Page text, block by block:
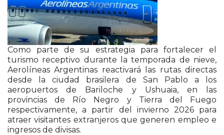
Como parte de su estrategia para fortalecer el
turismo receptivo durante la temporada de nieve,
Aerolíneas Argentinas reactivará las rutas directas
desde la ciudad brasilera de San Pablo a los
aeropuertos de Bariloche y Ushuaia, en las
provincias de Río Negro y Tierra del Fuego
respectivamente, a partir del invierno 2026 para
atraer visitantes extranjeros que generen empleo e
ingresos de divisas.